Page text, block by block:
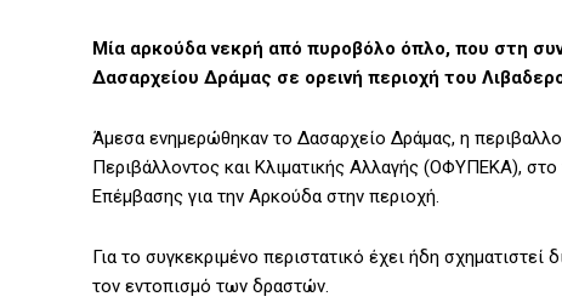
Μία αρκούδα νεκρή από πυροβόλο όπλο, που στη
Δασαρχείου Δράμας σε ορεινή περιοχή του
Άμεσα ενημερώθηκαν το Δασαρχείο Δράμας, η
Περιβάλλοντος και Κλιματικής Αλλαγής (ΟΦΥΠΕΚΑ),
Επέμβασης για την Αρκούδα στην περιοχή.
Για το συγκεκριμένο περιστατικό έχει ήδη σχηματιστεί
τον εντοπισμό των δραστών.